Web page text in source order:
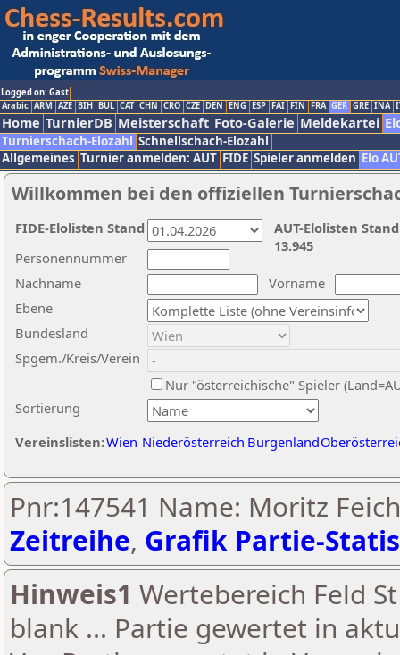
Logged on: Gast
Arabic ARM AZE BIH BUL CAT CHN CRO CZE DEN ENG ESP FAI FIN FRA GER GRE INA
Home TurnierDB Meisterschaft Foto-Galerie Meldekartei
Turnierschach-Elozahl Schnellschach-Elozahl
Allgemeines Turnier anmelden: AUT FIDE Spieler anmelden Elo
Willkommen bei den offiziellen
Nachname
Vorname
Ebene
Sortierung
Personennummer
Bundesland
Spgem./Kreis/Verein
Nur "österreichische" Spieler
Vereinslisten:Wien Niederösterreich Burgenland
AUT-Elolisten
13.945
FIDE-Elolisten Stand
Pnr:147541 Name: Moritz
Zeitreihe, Grafik Partie-
Hinweis1 Wertebereich Feld
blank ... Partie gewertet in